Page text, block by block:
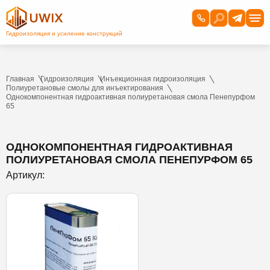
Главная Гидроизоляция
Инъекционная гидроизоляция
Полиуретановые смолы для инъектирования
Однокомпонентная гидроактивная полиуретановая смола Пенепурфом
65
ОДНОКОМПОНЕНТНАЯ ГИДРОАКТИВНАЯ
ПОЛИУРЕТАНОВАЯ СМОЛА ПЕНЕПУРФОМ 65
Артикул: